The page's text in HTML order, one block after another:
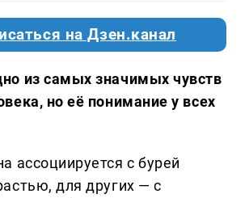
на Дзен.канал
из самых значимых чувств
но её понимание у всех
ассоциируется с бурей
для других — с